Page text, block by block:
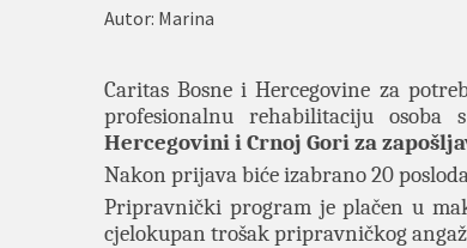
Autor: Marina
Caritas Bosne i Hercegovine za
profesionalnu rehabilitaciju
Hercegovini i Crnoj Gori za
Nakon prijava biće izabrano 20
Pripravnički program je plačen u
cjelokupan trošak pripravničkog